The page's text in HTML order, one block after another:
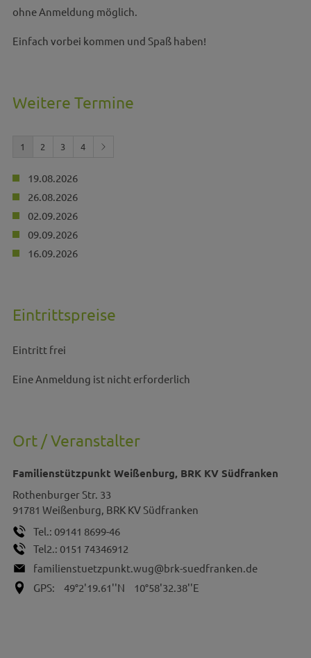
ohne Anmeldung möglich.
Einfach vorbei kommen und Spaß haben!
Weitere Termine
1 2 3 4
19.08.2026
26.08.2026
02.09.2026
09.09.2026
16.09.2026
Eintrittspreise
Eintritt frei
Eine Anmeldung ist nicht erforderlich
Ort / Veranstalter
Familienstützpunkt Weißenburg, BRK KV Südfranken
Rothenburger Str. 33
91781 Weißenburg, BRK KV Südfranken
Tel.: 09141 8699-46
Tel2.: 0151 74346912
familienstuetzpunkt.wug@brk-suedfranken.de
GPS:
49°2'19.61''N 10°58'32.38''E